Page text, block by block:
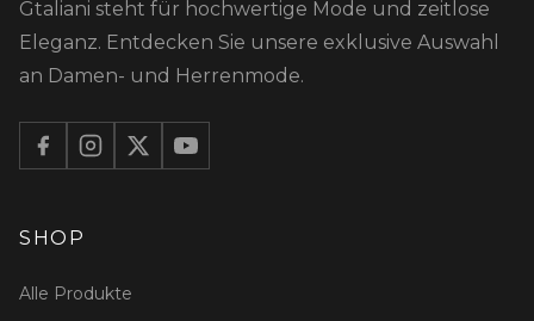
Gtaliani steht für hochwertige Mode und zeitlose
Eleganz. Entdecken Sie unsere exklusive Auswahl
an Damen- und Herrenmode.
SHOP
Alle Produkte